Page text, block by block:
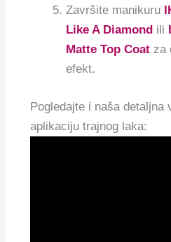
Završite manikuru
Like A Diamond ili
Matte Top Coat za
efekt.
Pogledajte i naša detaljna
aplikaciju trajnog laka: